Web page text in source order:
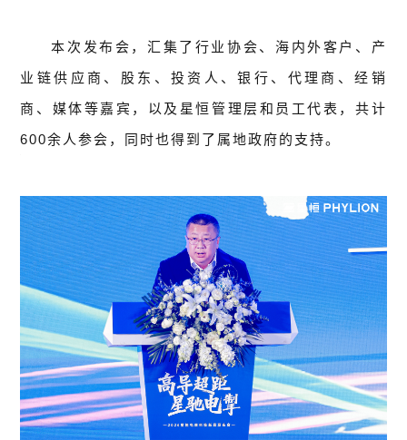
本次发布会，汇集了行业协会、海内外客户、产
业链供应商、股东、投资人、银行、代理商、经销
商、媒体等嘉宾，以及星恒管理层和员工代表，共计
600余人参会，同时也得到了属地政府的支持。